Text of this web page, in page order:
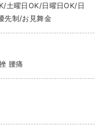
土曜日OK/日曜日OK/日
先制/お見舞金
腰痛